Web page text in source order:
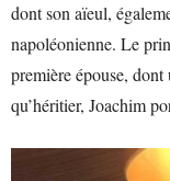
dont son aïeul,
napoléonienne. Le
première épouse,
qu’héritier, Joachim